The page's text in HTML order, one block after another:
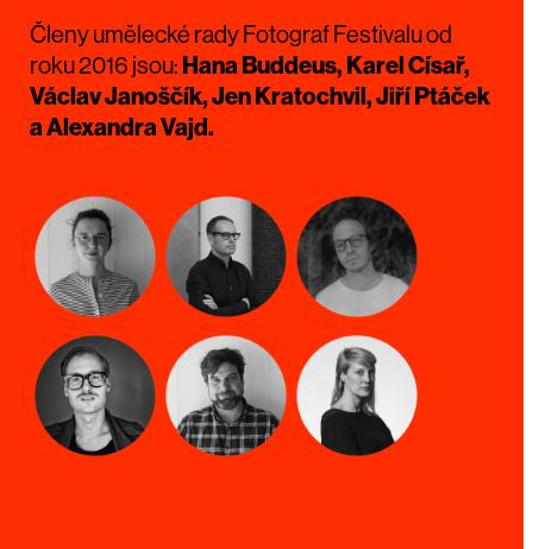
Členy umělecké rady Fotograf Festivalu od
roku 2016 jsou: Hana Buddeus, Karel Císař,
Václav Janoščík, Jen Kratochvil, Jiří Ptáček
a Alexandra Vajd.